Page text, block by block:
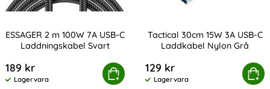
ESSAGER 2 m 100W 7A USB-C
Laddningskabel Svart
189 kr
Tillgänglighet:
Lagervara
Köp
2 m 100W 7A USB-C Laddningskabel Svart
Tactical 30cm 15W 3A USB-C
Laddkabel Nylon Grå
129 kr
Tillgänglighet:
Lagervara
Köp
Tactical 30cm 15W 3A